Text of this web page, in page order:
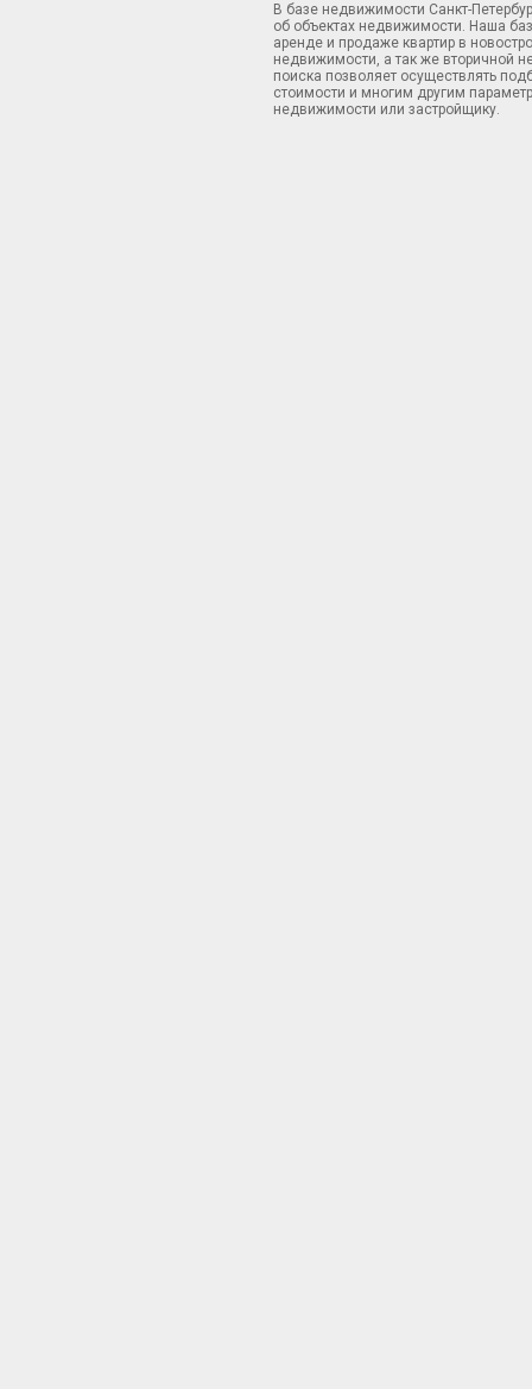
В базе недвижимости Санкт-
об объектах недвижимости. Наша
аренде и продаже квартир в
недвижимости, а так же вторичной
поиска позволяет осуществлять
стоимости и многим другим
недвижимости или застройщику.